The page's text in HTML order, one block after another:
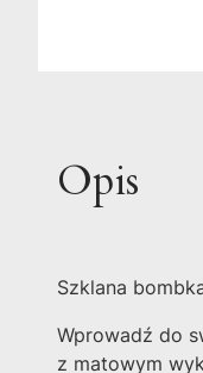
Opis
Szklana
Wprowadź do
z matowym